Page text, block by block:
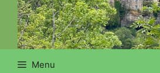
Menu